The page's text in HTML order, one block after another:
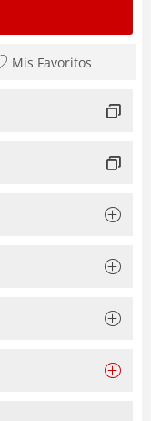
Mis Favoritos